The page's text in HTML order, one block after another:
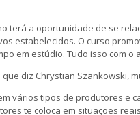
terá a oportunidade de se
estabelecidos. O curso
em estúdio. Tudo isso com
que diz Chrystian Szankowski,
vários tipos de produtores e
te coloca em situações